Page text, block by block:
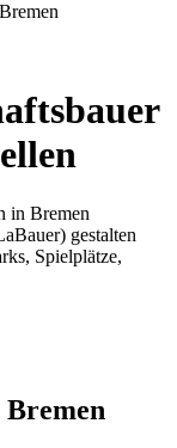
Bremen
in Bremen
gestalten
Spielplätze,
Bremen